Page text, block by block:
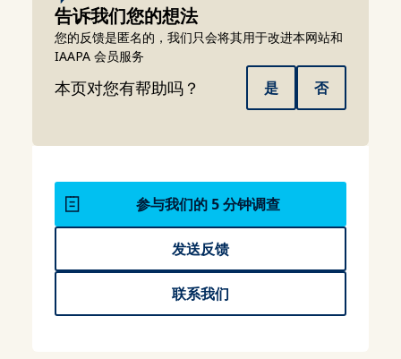
告诉我们您的想法
您的反馈是匿名的，我们只会将其用于改进本网站和
IAAPA 会员服务
本页对您有帮助吗？ 是 否
参与我们的 5 分钟调查
发送反馈
联系我们